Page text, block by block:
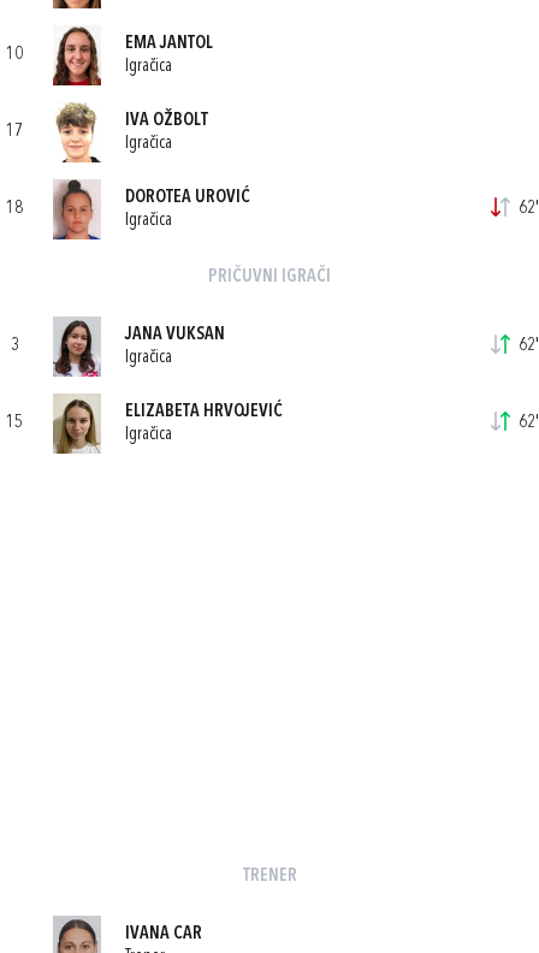
10
EMA JANTOL
Igračica
17
IVA OŽBOLT
Igračica
18
DOROTEA UROVIĆ
Igračica
62'
PRIČUVNI IGRAČI
3
JANA VUKSAN
Igračica
62'
15
ELIZABETA HRVOJEVIĆ
Igračica
62'
TRENER
IVANA CAR